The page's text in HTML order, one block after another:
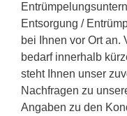
Entsorgung /
bei Ihnen vor Ort an.
bedarf innerhalb
steht Ihnen unser
Nachfragen zu
Angaben zu den